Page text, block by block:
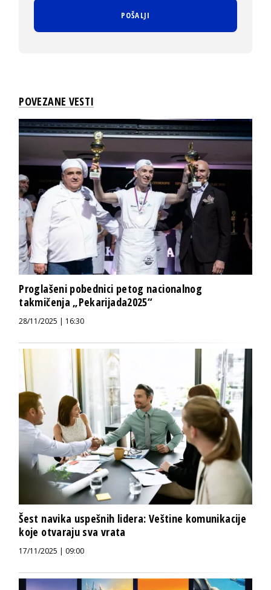
POVEZANE VESTI
Proglašeni pobednici petog nacionalnog
takmičenja „Pekarijada2025“
28/11/2025 | 16:30
Šest navika uspešnih lidera: Veštine komunikacije
koje otvaraju sva vrata
17/11/2025 | 09:00